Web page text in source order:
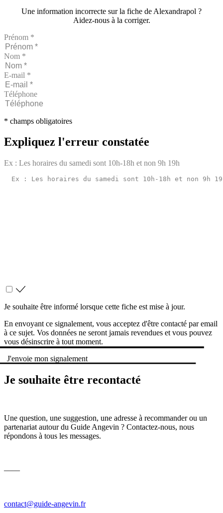
Une information incorrecte sur la fiche de Alexandrapol ?
Aidez-nous à la corriger.
Prénom *
Nom *
E-mail *
Téléphone
* champs obligatoires
Expliquez l'erreur constatée
Ex : Les horaires du samedi sont 10h-18h et non 9h 19h
Je souhaite être informé lorsque cette fiche est mise à jour.
En envoyant ce signalement, vous acceptez d'être contacté par email
à ce sujet. Vos données ne seront jamais revendues et vous pouvez
vous désinscrire à tout moment.
J'envoie mon signalement
Je souhaite être recontacté
Une question, une suggestion, une adresse à recommander ou un
partenariat autour du Guide Angevin ? Contactez-nous, nous
répondons à tous les messages.
––––
contact@guide-angevin.fr